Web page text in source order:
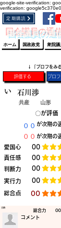
google-site-verification:
verification:
国会議員の通
定期購読
ホーム 国政政党 衆院議
​↓「プロフをみ
評価する プロ
い 石川渉
共産 山形
​〇​
​００
​００
​が評価
​愛国心 ​00
が次期の
が次期の
平均評価 3 /5
​責任感 ​00 平均
​判断力 ​00 平均
​実行力 ​00 平均評価 3 /5
​総合点 ​00 平均評価 3 /5
​総合力 00
​日時
​コメント